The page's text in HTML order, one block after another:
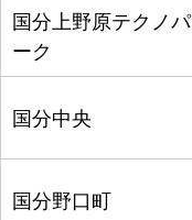
国分上野原テクノパ
ーク
国分中央
国分野口町